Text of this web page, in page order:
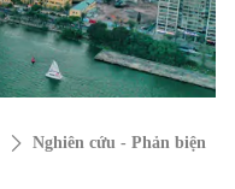
Nghiên cứu - Phản biện